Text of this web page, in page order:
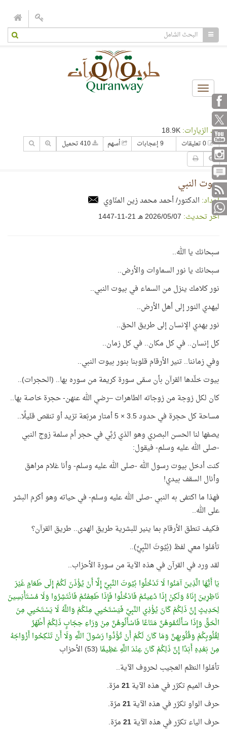
Toggle
navigation
عدد الزيارات:
9 إعجابات أسهم
بيوت النبي
إعداد: الدكتور/ أحمد محمد زين المنّاوي
آخر تحديث: 07‏/05‏/2026 هـ 21-11-1447
سبحانك يا الله..
سبحانك يا نور السماوات والأرض..
نور كلامك ينزل من السماء في بيوت النبي..
ليهدي النور إلى أهل الأرض..
نور يهدي الإنسان إلى طريق الحق..
كل إنسان.. في كل مكان.. في كل زمان..
وفي زماننا.. تنير الأرقام قلوبنا بنور بيوت النبي..
بيوت خلّدها القرآن بأن سمّى سورة كريمة من سوره بها.. (الحجرات)..
كان لكل زوجة من زوجاته الطاهرات –رضي الله عنهن- حجرة خاصة بها..
مساحة كل حجرة في حدود 3.5 × 5 أمتار مربّعة تزيد أو تنقص قليلًا..
يصفها لنا الحسن البصري وهو الذي رُبِّي في حجر أم سلمة زوج النبي
-صلى الله عليه وسلم- فيقول:
كنت أدخل بيوت رسول الله -صلى الله عليه وسلم- وأنا غلام مراهق
وأنال السقف بيدي!
فهذا ما اكتفى به النبي -صلى الله عليه وسلم- في حياته وهو أكرم البشر
على الله..
فكيف تنطق الأرقام بما ينير للبشرية طريق الهدى.. طريق القرآن؟
تأمّلوا معي لفظ (بُيُوتَ النَّبِيِّ)..
لقد ورد في القرآن في هذه الآية من سورة الأحزاب..
يَا أَيُّهَا الَّذِينَ آمَنُوا لَا تَدْخُلُوا بُيُوتَ النَّبِيِّ إِلَّا أَنْ يُؤْذَنَ لَكُمْ إِلَى طَعَامٍ غَيْرَ
نَاظِرِينَ إِنَاهُ وَلَكِنْ إِذَا دُعِيتُمْ فَادْخُلُوا فَإِذَا طَعِمْتُمْ فَانْتَشِرُوا وَلَا مُسْتَأْنِسِينَ
لِحَدِيثٍ إِنَّ ذَلِكُمْ كَانَ يُؤْذِي النَّبِيَّ فَيَسْتَحْيِي مِنْكُمْ وَاللَّهُ لَا يَسْتَحْيِي مِنَ
الْحَقِّ وَإِذَا سَأَلْتُمُوهُنَّ مَتَاعًا فَاسْأَلُوهُنَّ مِنْ وَرَاءِ حِجَابٍ ذَلِكُمْ أَطْهَرُ
لِقُلُوبِكُمْ وَقُلُوبِهِنَّ وَمَا كَانَ لَكُمْ أَنْ تُؤْذُوا رَسُولَ اللَّهِ وَلَا أَنْ تَنْكِحُوا أَزْوَاجَهُ
مِنْ بَعْدِهِ أَبَدًا إِنَّ ذَلِكُمْ كَانَ عِنْدَ اللَّهِ عَظِيمًا (53) الأحزاب
تأمّلوا النظم العجيب لحروف الآية..
حرف الميم تكرّر في هذه الآية21مرّة.
حرف الواو تكرّر في هذه الآية21مرّة.
حرف الياء تكرّر في هذه الآية21مرّة.